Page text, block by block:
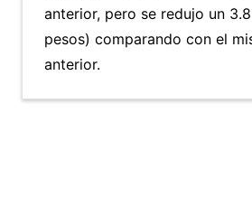
anterior, pero se redujo un
pesos) comparando con el
anterior.